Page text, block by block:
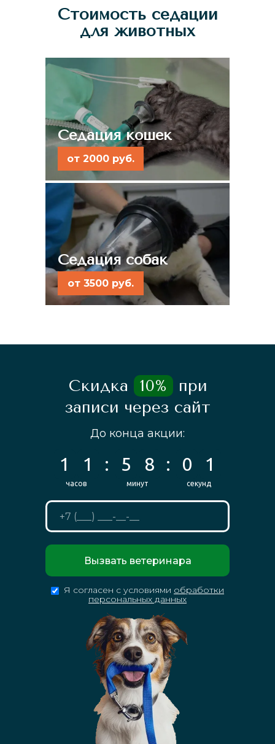
Стоимость седации
для животных
Седация кошек
от 2000 руб.
Седация собак
от 3500 руб.
Скидка 10% при
записи через сайт
До конца акции:
Вызвать ветеринара
Я согласен с условиями обработки
персональных данных